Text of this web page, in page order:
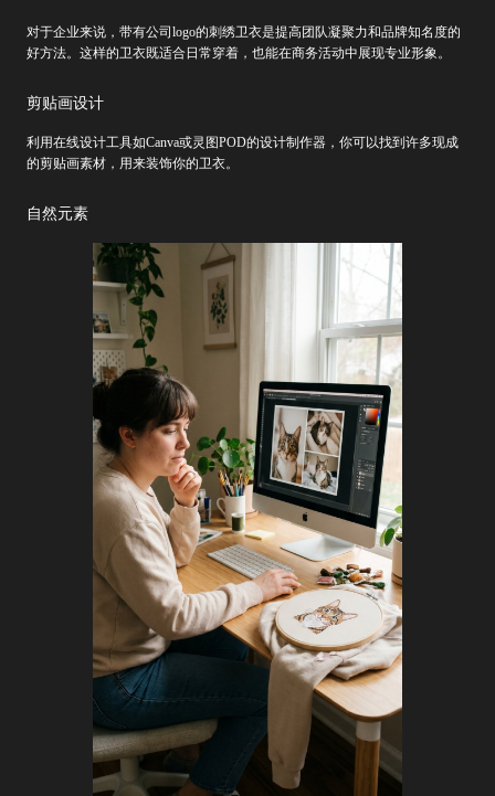
对于企业来说，带有公司logo的刺绣卫衣是提高团队凝聚力和品牌知名度的
好方法。这样的卫衣既适合日常穿着，也能在商务活动中展现专业形象。
剪贴画设计
利用在线设计工具如Canva或灵图POD的设计制作器，你可以找到许多现成
的剪贴画素材，用来装饰你的卫衣。
自然元素